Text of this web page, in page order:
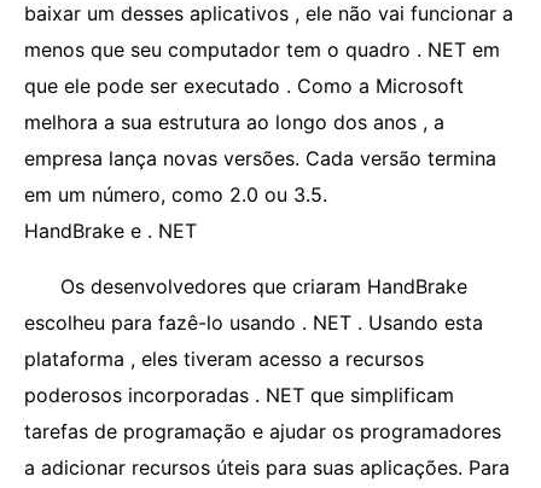
baixar um desses aplicativos , ele não vai funcionar a
menos que seu computador tem o quadro . NET em
que ele pode ser executado . Como a Microsoft
melhora a sua estrutura ao longo dos anos , a
empresa lança novas versões. Cada versão termina
em um número, como 2.0 ou 3.5.
HandBrake e . NET
Os desenvolvedores que criaram HandBrake
escolheu para fazê-lo usando . NET . Usando esta
plataforma , eles tiveram acesso a recursos
poderosos incorporadas . NET que simplificam
tarefas de programação e ajudar os programadores
a adicionar recursos úteis para suas aplicações. Para